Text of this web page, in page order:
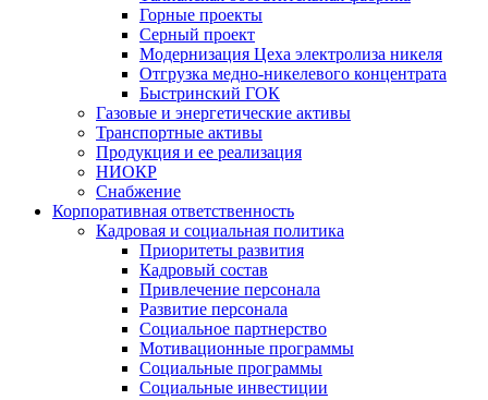
Горные проекты
Серный проект
Модернизация Цеха электролиза никеля
Отгрузка медно-никелевого концентрата
Быстринский ГОК
Газовые и энергетические активы
Транспортные активы
Продукция и ее реализация
НИОКР
Снабжение
Корпоративная ответственность
Кадровая и социальная политика
Приоритеты развития
Кадровый состав
Привлечение персонала
Развитие персонала
Социальное партнерство
Мотивационные программы
Социальные программы
Социальные инвестиции